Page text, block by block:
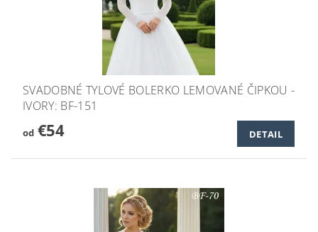
SVADOBNÉ TYLOVÉ BOLERKO LEMOVANÉ ČIPKOU -
IVORY: BF-151
od€54 DETAIL